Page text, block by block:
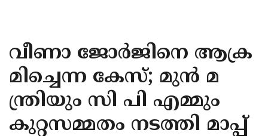
KANNUR
KASARAGOD
വീണാ ജോര്‍ജിനെ ആക്ര
മിച്ചെന്ന കേസ്; മുൻ മ
ന്ത്രിയും സി പി എമ്മും
കുറ്റസമ്മതം നടത്തി മാപ്പ്